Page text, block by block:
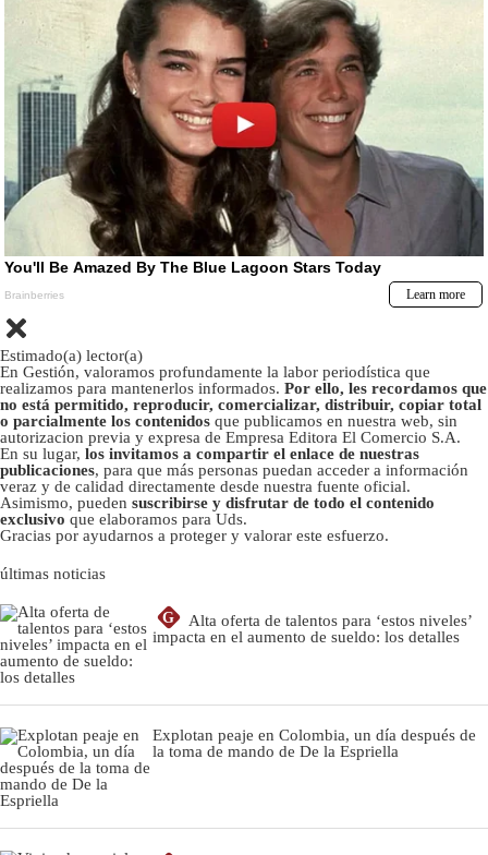
Estimado(a) lector(a)
En Gestión, valoramos profundamente la labor periodística que
realizamos para mantenerlos informados. Por ello, les recordamos que
no está permitido, reproducir, comercializar, distribuir, copiar total
o parcialmente los contenidos que publicamos en nuestra web, sin
autorizacion previa y expresa de Empresa Editora El Comercio S.A.
En su lugar, los invitamos a compartir el enlace de nuestras
publicaciones, para que más personas puedan acceder a información
veraz y de calidad directamente desde nuestra fuente oficial.
Asimismo, pueden suscribirse y disfrutar de todo el contenido
exclusivo que elaboramos para Uds.
Gracias por ayudarnos a proteger y valorar este esfuerzo.
últimas noticias
G
Alta oferta de talentos para ‘estos niveles’
impacta en el aumento de sueldo: los detalles
Explotan peaje en Colombia, un día después de
la toma de mando de De la Espriella